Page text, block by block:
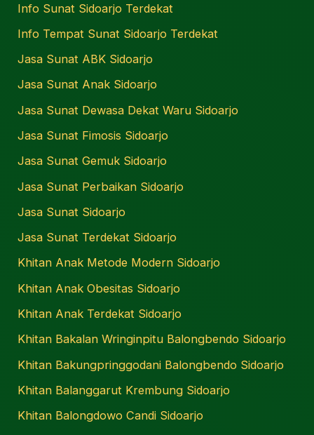
Info Sunat Sidoarjo Terdekat
Info Tempat Sunat Sidoarjo Terdekat
Jasa Sunat ABK Sidoarjo
Jasa Sunat Anak Sidoarjo
Jasa Sunat Dewasa Dekat Waru Sidoarjo
Jasa Sunat Fimosis Sidoarjo
Jasa Sunat Gemuk Sidoarjo
Jasa Sunat Perbaikan Sidoarjo
Jasa Sunat Sidoarjo
Jasa Sunat Terdekat Sidoarjo
Khitan Anak Metode Modern Sidoarjo
Khitan Anak Obesitas Sidoarjo
Khitan Anak Terdekat Sidoarjo
Khitan Bakalan Wringinpitu Balongbendo Sidoarjo
Khitan Bakungpringgodani Balongbendo Sidoarjo
Khitan Balanggarut Krembung Sidoarjo
Khitan Balongdowo Candi Sidoarjo